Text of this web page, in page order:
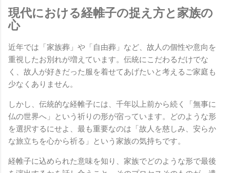
現代における経帷子の捉え方と家族の
心
近年では「家族葬」や「自由葬」など、故人の個性や意向を
重視したお別れが増えています。伝統にこだわるだけでな
く、故人が好きだった服を着せてあげたいと考えるご家庭も
少なくありません。
しかし、伝統的な経帷子には、千年以上前から続く「無事に
仏の世界へ」という祈りの形が宿っています。どのような形
を選択するにせよ、最も重要なのは「故人を慈しみ、安らか
な旅立ちを心から祈る」という家族の気持ちです。
経帷子に込められた意味を知り、家族でどのような形で最後